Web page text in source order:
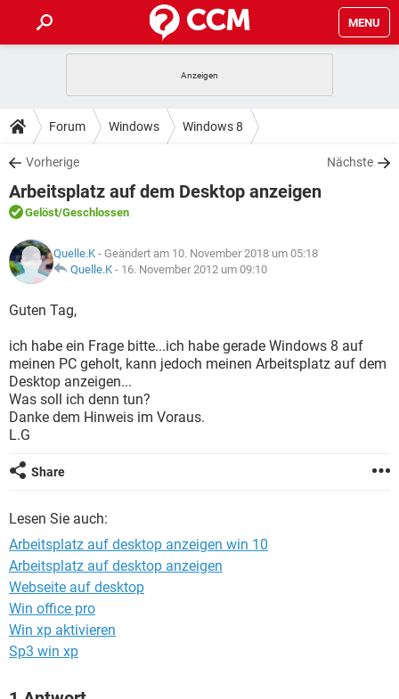
MENU
ANDROID IOS
WINDOWS 10
WHATSAPP TIKTOK
FACEBOOK
TIPPS & TRICKS
SPIELE STREAMING
WINDOWS 10
WHATSAPP
FACEBOOK HARDWARE
DOWNLOADS
SPIELE STREAMING
ANDROID
WINDOWS 10 INSTAGRAM
WHATSAPP
FACEBOOK
FORUM
SPIELE
ANDROID IOS
FACEBOOK HARDWARE
LEXIKON
SPIELE
ANDROID
WINDOWS 10 INSTAGRAM
WHATSAPP
FACEBOOK
Forum Windows Windows 8
Vorherige Nächste
Arbeitsplatz auf dem Desktop anzeigen
Gelöst/Geschlossen
Quelle.K - Geändert am 10. November 2018 um 05:18
Quelle.K - 16. November 2012 um 09:10
Guten Tag,
ich habe ein Frage bitte...ich habe gerade Windows 8 auf
meinen PC geholt, kann jedoch meinen Arbeitsplatz auf dem
Desktop anzeigen...
Was soll ich denn tun?
Danke dem Hinweis im Voraus.
L.G
Share
Lesen Sie auch:
Arbeitsplatz auf desktop anzeigen win 10
Arbeitsplatz auf desktop anzeigen
Webseite auf desktop
Win office pro
Win xp aktivieren
Sp3 win xp